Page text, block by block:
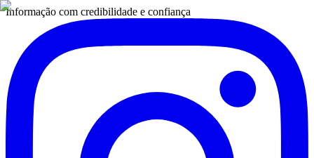
Informação com credibilidade e confiança